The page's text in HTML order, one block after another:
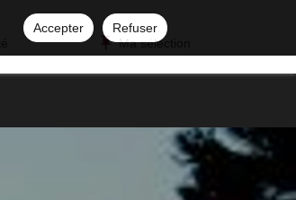
Accepter
Refuser
Ma sélection